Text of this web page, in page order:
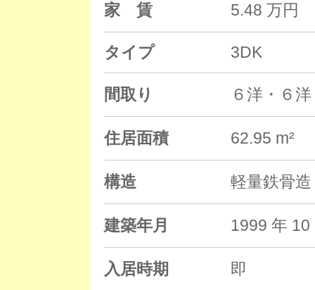
家 賃 5.48 万円
タイプ 3DK
間取り ６洋・６
住居面積 62.95 m²
構造 軽量鉄骨
建築年月 1999 年
入居時期 即